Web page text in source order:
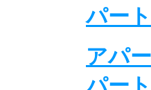
パー
アパ